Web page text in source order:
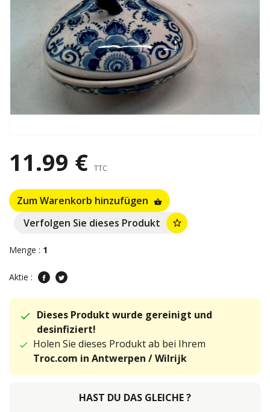
11.99 € TTC
Zum Warenkorb hinzufügen shopping_basket
Verfolgen Sie dieses Produkt star_border
Menge : 1
Aktie :
Dieses Produkt wurde gereinigt und
desinfiziert!
Holen Sie dieses Produkt ab bei Ihrem
Troc.com in Antwerpen / Wilrijk
HAST DU DAS GLEICHE ?